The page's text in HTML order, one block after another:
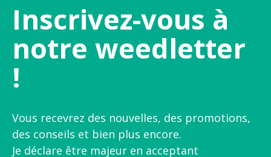
Inscrivez-vous à
notre weedletter
!
Vous recevrez des nouvelles, des promotions,
des conseils et bien plus encore.
Je déclare être majeur en acceptant